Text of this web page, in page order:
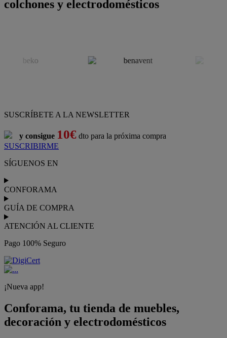
colchones y electrodomésticos
SUSCRÍBETE A LA NEWSLETTER
y consigue 10€ dto para la próxima compra
SUSCRIBIRME
SÍGUENOS EN
CONFORAMA
GUÍA DE COMPRA
ATENCIÓN AL CLIENTE
Pago 100% Seguro
¡Nueva app!
Conforama, tu tienda de muebles,
decoración y electrodomésticos